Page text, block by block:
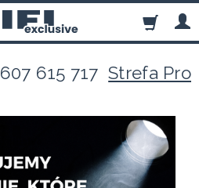
607 615 717Strefa Pro